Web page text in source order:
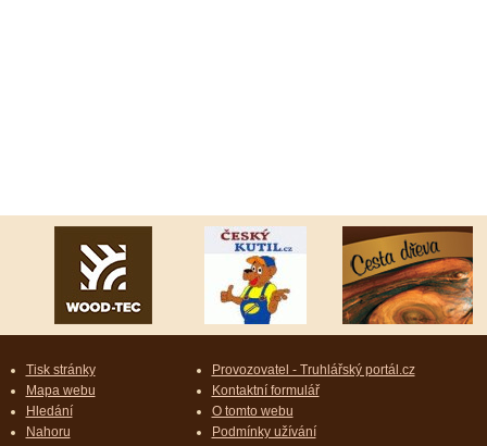
Tisk stránky
Mapa webu
Hledání
Nahoru
Provozovatel - Truhlářský portál.cz
Kontaktní formulář
O tomto webu
Podmínky užívání